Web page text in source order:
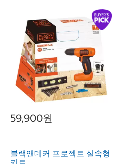
59,900원
블랙앤데커 프로젝트 실속형